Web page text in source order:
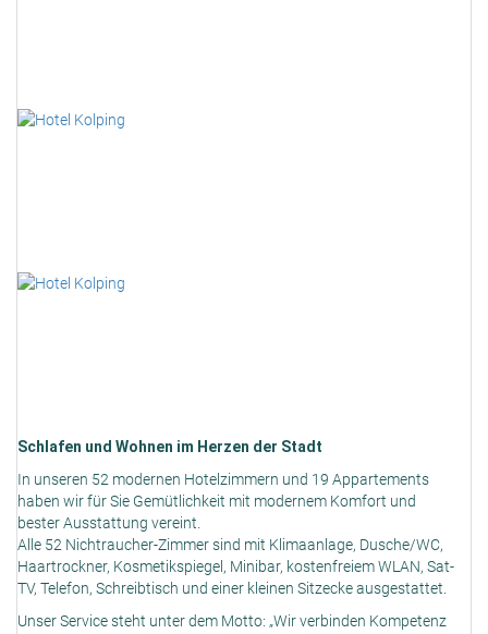
Schlafen und Wohnen im Herzen der Stadt
In unseren 52 modernen Hotelzimmern und 19 Appartements
haben wir für Sie Gemütlichkeit mit modernem Komfort und
bester Ausstattung vereint.
Alle 52 Nichtraucher-Zimmer sind mit Klimaanlage, Dusche/WC,
Haartrockner, Kosmetikspiegel, Minibar, kostenfreiem WLAN, Sat-
TV, Telefon, Schreibtisch und einer kleinen Sitzecke ausgestattet.
Unser Service steht unter dem Motto: „Wir verbinden Kompetenz